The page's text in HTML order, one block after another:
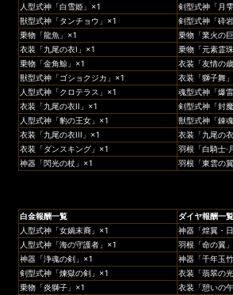
人型式神「白雪姫」×1
剣型式神「月
獣型式神「タンチョウ」×1
剣型式神「砕
乗物「龍魚」×1
乗物「業火の
衣装「九尾の衣I」×1
乗物「元素霊
乗物「金角鯨」×1
衣装「友情の
獣型式神「ゴショクジカ」×1
衣装「獅子舞
人型式神「クロテラス」×1
魂型式神「爆
衣装「九尾の衣II」×1
剣型式神「封
人型式神「豹の王女」×1
獣型式神「錬
衣装「九尾の衣III」×1
衣装「九尾の
衣装「ダンスキング」×1
羽根「白騎士·
神器「閃光の杖」×1
羽根「東雲の
白金報酬一覧
ダイヤ報酬一覧
人型式神「女媧末裔」×1
神器「煌翼・
人型式神「海の守護者」×1
羽根「命の翼
神器「浄魂の剣」×1
神器「千年玉
剣型式神「煉獄の剣」×1
衣装「翡翠の
乗物「炎獅子」×1
衣装「憩いの